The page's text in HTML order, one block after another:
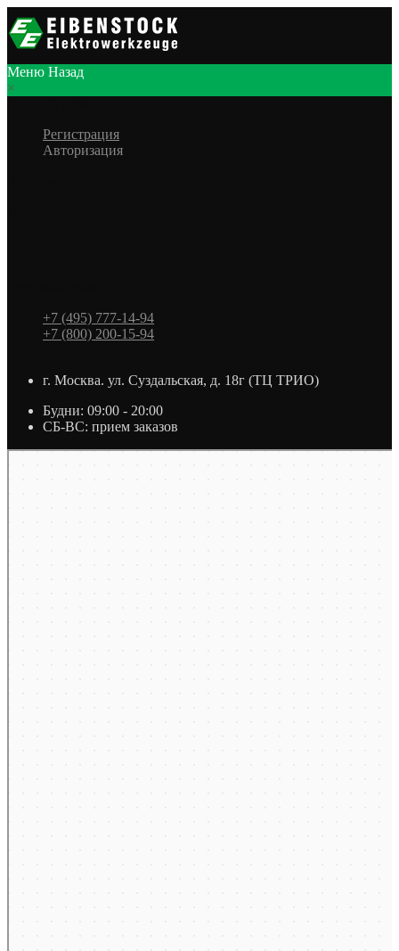
Меню Назад
×
Регистрация
Авторизация
+7 (495) 777-14-94
+7 (800) 200-15-94
г. Москва. ул. Суздальская, д. 18г (ТЦ ТРИО)
Будни: 09:00 - 20:00
СБ-ВС: прием заказов